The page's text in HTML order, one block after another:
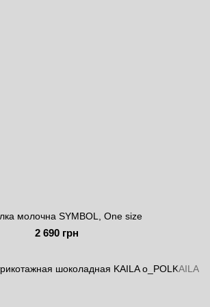
молочна SYMBOL, One size
2 690 грн